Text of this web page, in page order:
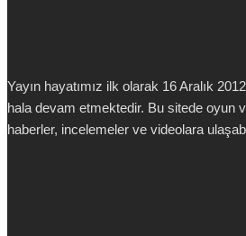
Yayın hayatımız ilk olarak 16 Aralık
hala devam etmektedir. Bu sitede oyun
haberler, incelemeler ve videolara